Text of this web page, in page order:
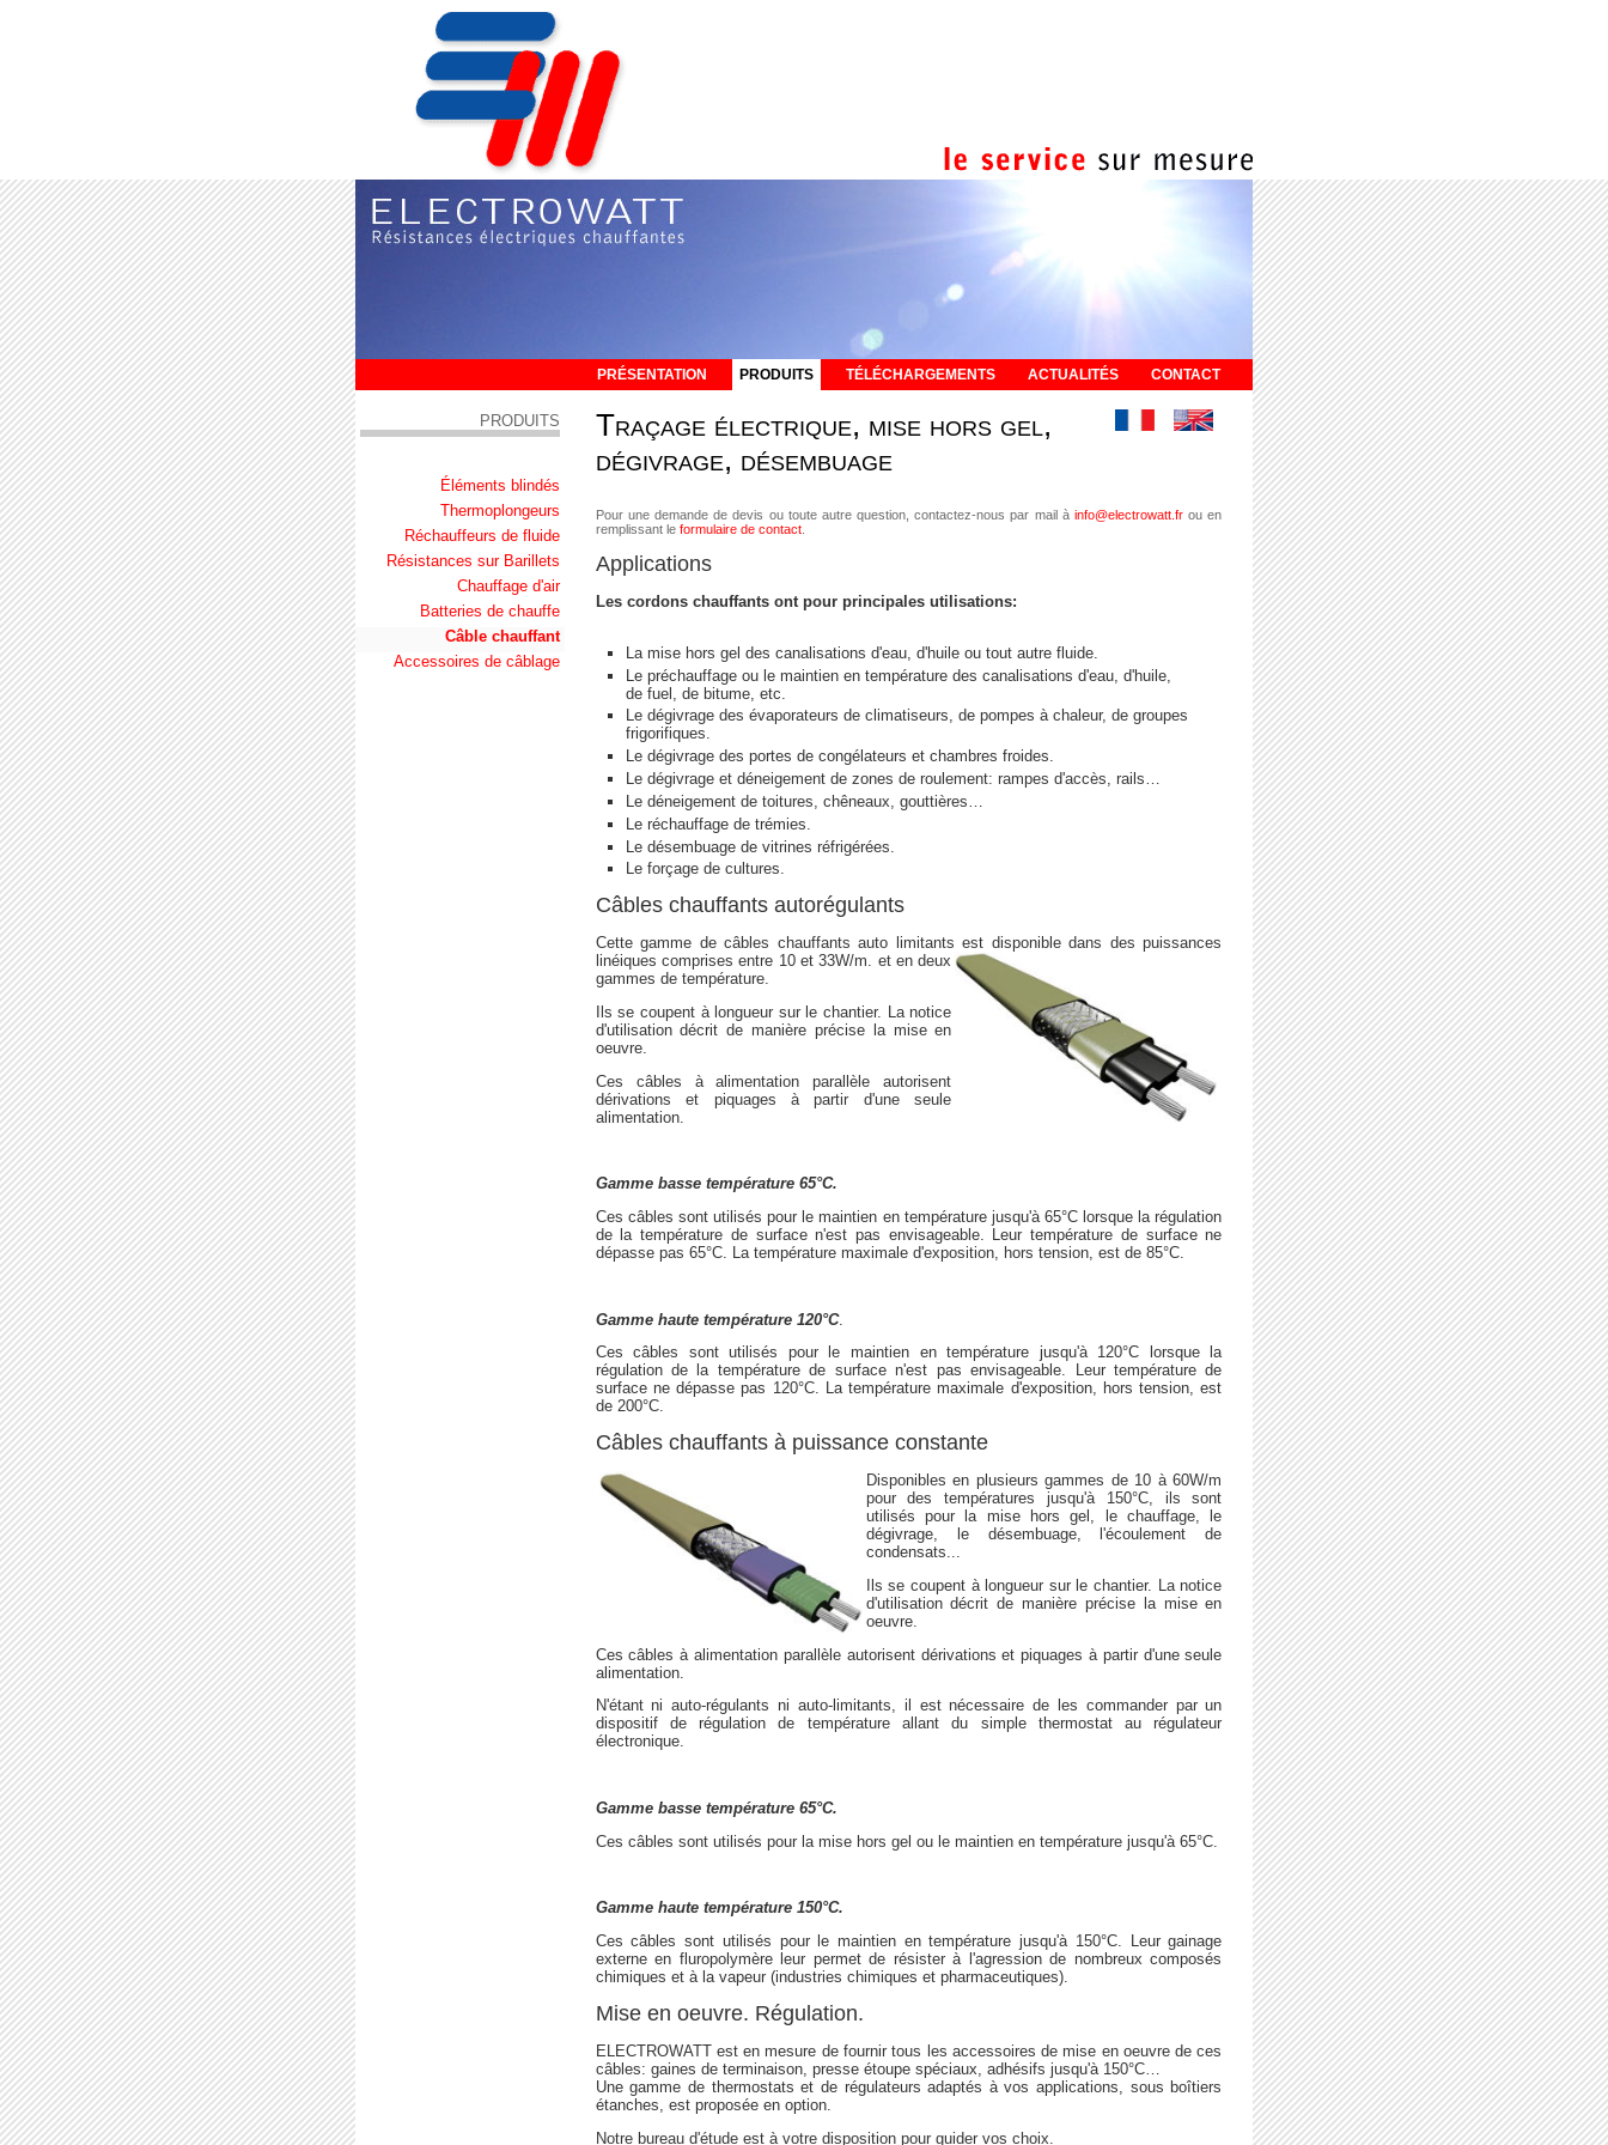
PRÉSENTATION PRODUITS TÉLÉCHARGEMENTS ACTUALITÉS CONTACT
PRODUITS
Éléments blindés
Thermoplongeurs
Réchauffeurs de fluide
Résistances sur Barillets
Chauffage d'air
Batteries de chauffe
Câble chauffant
Accessoires de câblage
Traçage électrique, mise hors gel,
dégivrage, désembuage
Pour une demande de devis ou toute autre question, contactez-nous par mail àinfo@electrowatt.fr ou en
remplissant le formulaire de contact.
Applications
Les cordons chauffants ont pour principales utilisations:
La mise hors gel des canalisations d'eau, d'huile ou tout autre fluide.
Le préchauffage ou le maintien en température des canalisations d'eau, d'huile,
de fuel, de bitume, etc.
Le dégivrage des évaporateurs de climatiseurs, de pompes à chaleur, de groupes
frigorifiques.
Le dégivrage des portes de congélateurs et chambres froides.
Le dégivrage et déneigement de zones de roulement: rampes d'accès, rails…
Le déneigement de toitures, chêneaux, gouttières…
Le réchauffage de trémies.
Le désembuage de vitrines réfrigérées.
Le forçage de cultures.
Câbles chauffants autorégulants
Cette gamme de câbles chauffants auto limitants est disponible dans des puissances
linéiques comprises entre 10 et 33W/m. et en deux
gammes de température.
Ils se coupent à longueur sur le chantier. La notice
d'utilisation décrit de manière précise la mise en
oeuvre.
Ces câbles à alimentation parallèle autorisent
dérivations et piquages à partir d'une seule
alimentation.
Gamme basse température 65°C.
Ces câbles sont utilisés pour le maintien en température jusqu'à 65°C lorsque la régulation
de la température de surface n'est pas envisageable. Leur température de surface ne
dépasse pas 65°C. La température maximale d'exposition, hors tension, est de 85°C.
Gamme haute température 120°C.
Ces câbles sont utilisés pour le maintien en température jusqu'à 120°C lorsque la
régulation de la température de surface n'est pas envisageable. Leur température de
surface ne dépasse pas 120°C. La température maximale d'exposition, hors tension, est
de 200°C.
Câbles chauffants à puissance constante
Disponibles en plusieurs gammes de 10 à 60W/m
pour des températures jusqu'à 150°C, ils sont
utilisés pour la mise hors gel, le chauffage, le
dégivrage, le désembuage, l'écoulement de
condensats...
Ils se coupent à longueur sur le chantier. La notice
d'utilisation décrit de manière précise la mise en
oeuvre.
Ces câbles à alimentation parallèle autorisent dérivations et piquages à partir d'une seule
alimentation.
N'étant ni auto-régulants ni auto-limitants, il est nécessaire de les commander par un
dispositif de régulation de température allant du simple thermostat au régulateur
électronique.
Gamme basse température 65°C.
Ces câbles sont utilisés pour la mise hors gel ou le maintien en température jusqu'à 65°C.
Gamme haute température 150°C.
Ces câbles sont utilisés pour le maintien en température jusqu'à 150°C. Leur gainage
externe en fluropolymère leur permet de résister à l'agression de nombreux composés
chimiques et à la vapeur (industries chimiques et pharmaceutiques).
Mise en oeuvre. Régulation.
ELECTROWATT est en mesure de fournir tous les accessoires de mise en oeuvre de ces
câbles: gaines de terminaison, presse étoupe spéciaux, adhésifs jusqu'à 150°C…
Une gamme de thermostats et de régulateurs adaptés à vos applications, sous boîtiers
étanches, est proposée en option.
Notre bureau d'étude est à votre disposition pour guider vos choix.